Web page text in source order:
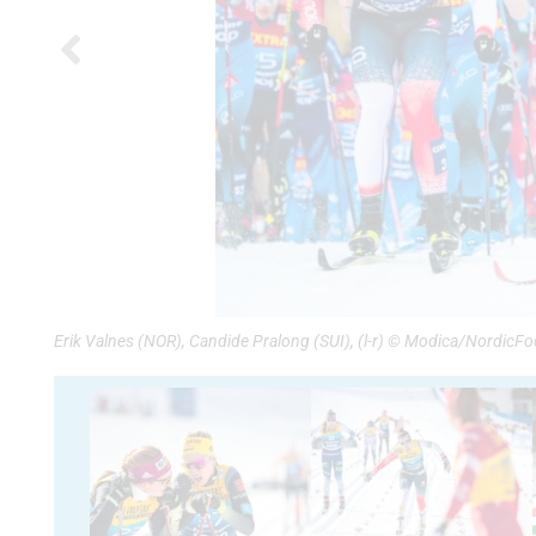
Erik Valnes (NOR), Candide Pralong (SUI), (l-r) © Modica/